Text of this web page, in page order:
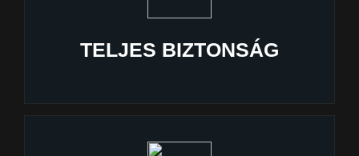
TELJES BIZTONSÁG